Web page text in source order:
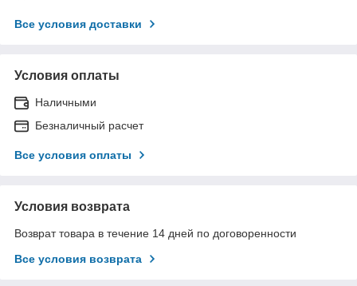
Все условия доставки
Условия оплаты
Наличными
Безналичный расчет
Все условия оплаты
Условия возврата
Возврат товара в течение 14 дней по договоренности
Все условия возврата